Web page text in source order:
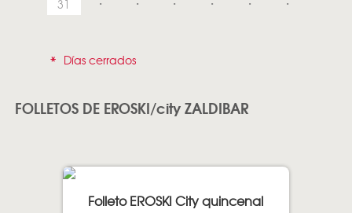
31
* Días cerrados
FOLLETOS DE EROSKI/city ZALDIBAR
Folleto EROSKI City quincenal